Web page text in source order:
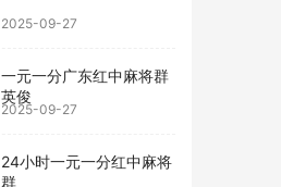
2025-09-27
一元一分广东红中麻将群
英俊
2025-09-27
24小时一元一分红中麻将
群